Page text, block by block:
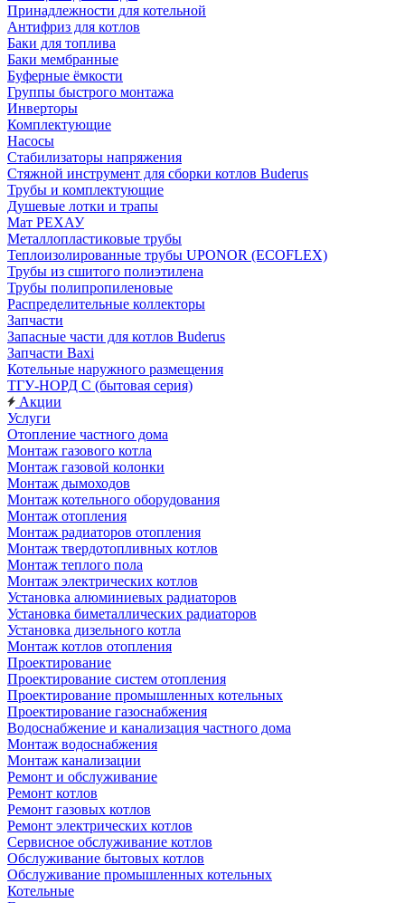
Принадлежности для котельной
Антифриз для котлов
Баки для топлива
Баки мембранные
Буферные ёмкости
Группы быстрого монтажа
Инверторы
Комплектующие
Насосы
Стабилизаторы напряжения
Стяжной инструмент для сборки котлов Buderus
Трубы и комплектующие
Душевые лотки и трапы
Мат РЕХАУ
Металлопластиковые трубы
Теплоизолированные трубы UPONOR (ECOFLEX)
Трубы из сшитого полиэтилена
Трубы полипропиленовые
Распределительные коллекторы
Запчасти
Запасные части для котлов Buderus
Запчасти Baxi
Котельные наружного размещения
ТГУ-НОРД С (бытовая серия)
Акции
Услуги
Отопление частного дома
Монтаж газового котла
Монтаж газовой колонки
Монтаж дымоходов
Монтаж котельного оборудования
Монтаж отопления
Монтаж радиаторов отопления
Монтаж твердотопливных котлов
Монтаж теплого пола
Монтаж электрических котлов
Установка алюминиевых радиаторов
Установка биметаллических радиаторов
Установка дизельного котла
Монтаж котлов отопления
Проектирование
Проектирование систем отопления
Проектирование промышленных котельных
Проектирование газоснабжения
Водоснабжение и канализация частного дома
Монтаж водоснабжения
Монтаж канализации
Ремонт и обслуживание
Ремонт котлов
Ремонт газовых котлов
Ремонт электрических котлов
Сервисное обслуживание котлов
Обслуживание бытовых котлов
Обслуживание промышленных котельных
Котельные